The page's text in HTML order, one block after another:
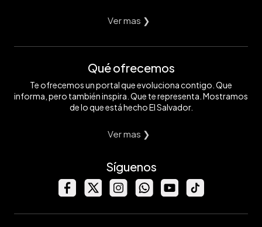
Ver mas ❯
Qué ofrecemos
Te ofrecemos un portal que evoluciona contigo. Que
informa, pero también inspira. Que te representa. Mostramos
de lo que está hecho El Salvador.
Ver mas ❯
Síguenos